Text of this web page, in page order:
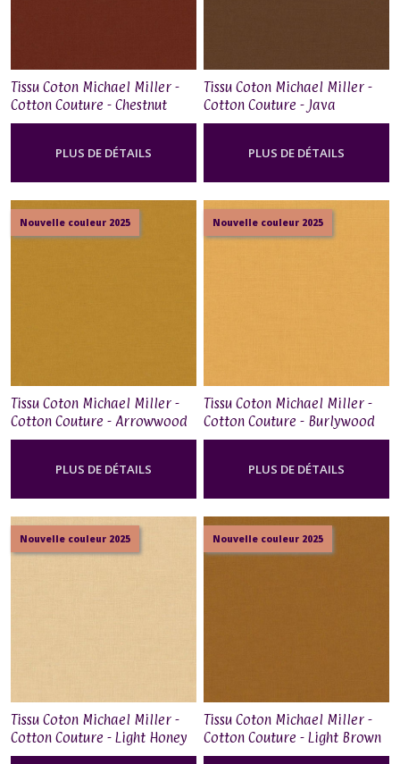
Tissu Coton Michael Miller -
Cotton Couture - Chestnut
PLUS DE DÉTAILS
Tissu Coton Michael Miller -
Cotton Couture - Java
PLUS DE DÉTAILS
Nouvelle couleur 2025
Tissu Coton Michael Miller -
Cotton Couture - Arrowwood
PLUS DE DÉTAILS
Nouvelle couleur 2025
Tissu Coton Michael Miller -
Cotton Couture - Burlywood
PLUS DE DÉTAILS
Nouvelle couleur 2025
Tissu Coton Michael Miller -
Cotton Couture - Light Honey
Nouvelle couleur 2025
Tissu Coton Michael Miller -
Cotton Couture - Light Brown